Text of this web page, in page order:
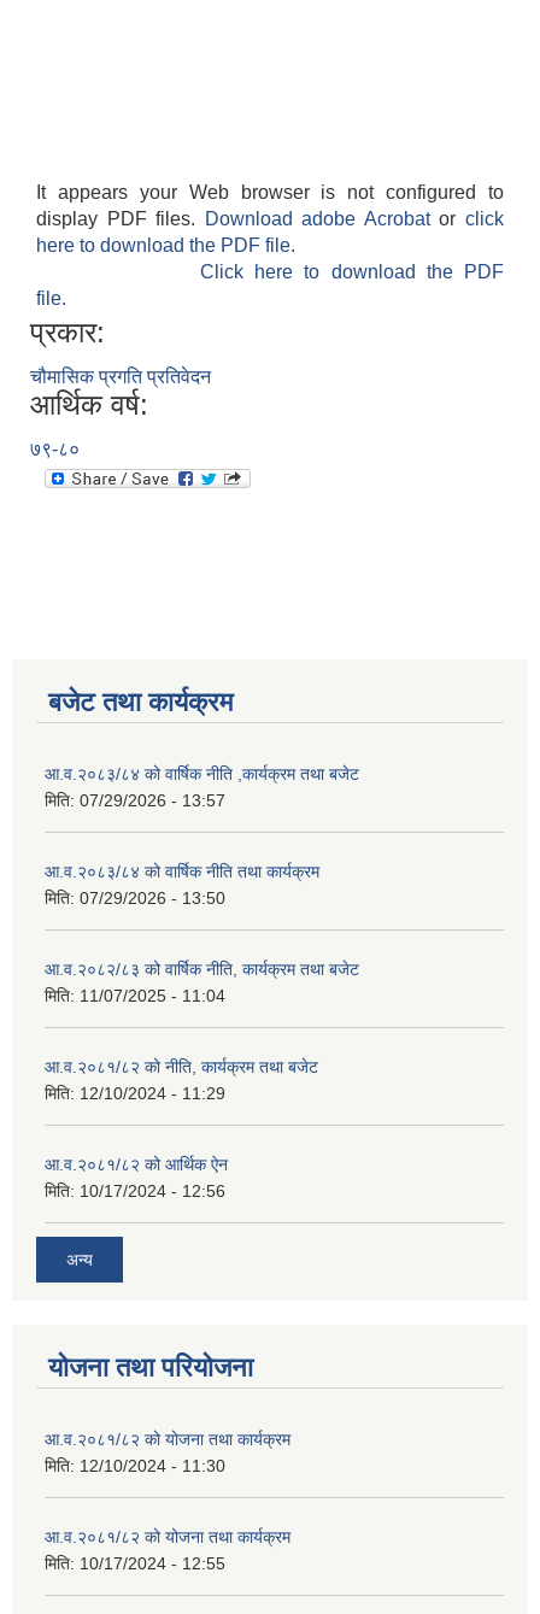
It appears your Web browser is not configured to
display PDF files.
Download adobe Acrobatorclick
here to download the PDF file.
Click here to download the PDF
file.
प्रकार:
चौमासिक प्रगति प्रतिवेदन
आर्थिक वर्ष:
७९-८०
बजेट तथा कार्यक्रम
आ.व.२०८३/८४ को वार्षिक नीति ,कार्यक्रम तथा बजेट
मिति: 07/29/2026 - 13:57
आ.व.२०८३/८४ को वार्षिक नीति तथा कार्यक्रम
मिति: 07/29/2026 - 13:50
आ.व.२०८२/८३ को वार्षिक नीति, कार्यक्रम तथा बजेट
मिति: 11/07/2025 - 11:04
आ.व.२०८१/८२ को नीति, कार्यक्रम तथा बजेट
मिति: 12/10/2024 - 11:29
आ.व.२०८१/८२ को आर्थिक ऐन
मिति: 10/17/2024 - 12:56
अन्य
योजना तथा परियोजना
आ.व.२०८१/८२ को योजना तथा कार्यक्रम
मिति: 12/10/2024 - 11:30
आ.व.२०८१/८२ को योजना तथा कार्यक्रम
मिति: 10/17/2024 - 12:55